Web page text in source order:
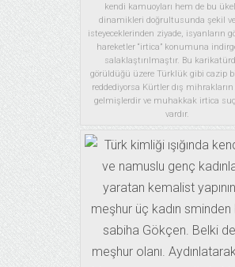
kendi kamuoyları hem de bu
dinamikleri doğrultusunda şekil
isteyeceklerinden ziyade, isyanların
hareketler “irtica” konumuna
salaklaştırılmaştır. Bu
görüldüğü üzere Türklük gibi cazip
reddediyorsa Kürtler dış mihrakların
gelmişlerdir ve muhakkak irtica
vardır.